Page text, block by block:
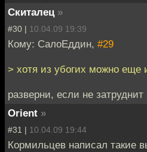
Скиталец »
#30 | 10.04.09 19:39
Кому: СалоЕддин, #29
> хотя из убогих можно еще
разверни, если не затруднит
Orient »
#31 | 10.04.09 19:44
Кормильцев написал такие